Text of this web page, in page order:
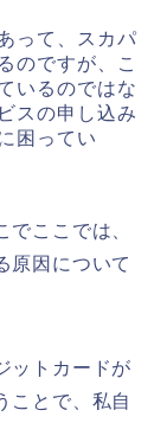
って、スカパ
のですが、こ
いるのではな
スの申し込み
困ってい
ここでは、
原因について
ットカードが
ことで、私自